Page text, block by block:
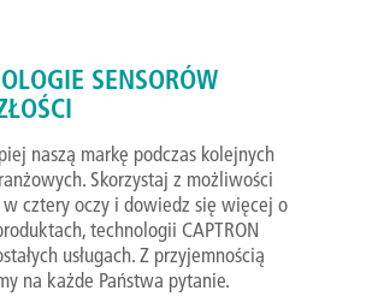
SENSORÓW
naszą markę podczas kolejnych
Skorzystaj z możliwości
cztery oczy i dowiedz się więcej o
technologii CAPTRON
usługach. Z przyjemnością
na każde Państwa pytanie.